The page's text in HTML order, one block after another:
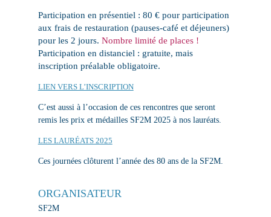
Participation en présentiel: 80 € pour participation
aux frais de restauration (pauses-café et déjeuners)
pour les 2 jours. Nombre limité de places !
Participation en distanciel : gratuite, mais
inscription préalable obligatoire.
LIEN VERS L’INSCRIPTION
C’est aussi à l’occasion de ces rencontres que seront
remis les prix et médailles SF2M 2025 à nos lauréats.
LES LAURÉATS 2025
Ces journées clôturent l’année des 80 ans de la SF2M.
ORGANISATEUR
SF2M